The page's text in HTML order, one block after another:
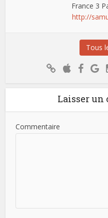
France 3
http://
Tous
Laisser un
Commentaire